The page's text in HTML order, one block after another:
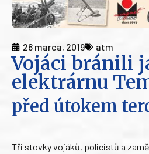
28 marca, 2019 atm
Vojáci bránili
elektrárnu
před útokem
Tři stovky vojáků, policistů a